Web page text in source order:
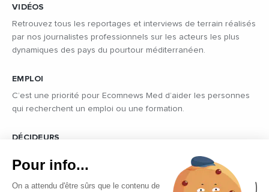
VIDÉOS
Retrouvez tous les reportages et interviews de terrain réalisés
par nos journalistes professionnels sur les acteurs les plus
dynamiques des pays du pourtour méditerranéen.
EMPLOI
C’est une priorité pour Ecomnews Med d’aider les personnes
qui recherchent un emploi ou une formation.
DÉCIDEURS
politique des pays du pourtour de la Méditerranée.
Pour info...
On a attendu d'être sûrs que le contenu de